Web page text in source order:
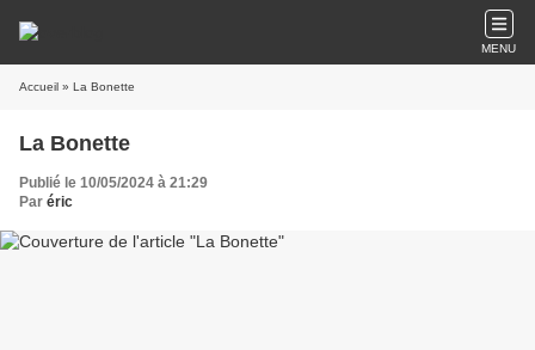
MENU
Accueil » La Bonette
La Bonette
Publié le 10/05/2024 à 21:29
Par éric